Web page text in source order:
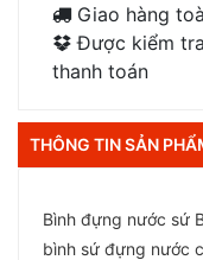
Giao hàng
Được kiểm
thanh toán
THÔNG TIN SẢN
Bình đựng nước sứ
bình sứ đựng nước